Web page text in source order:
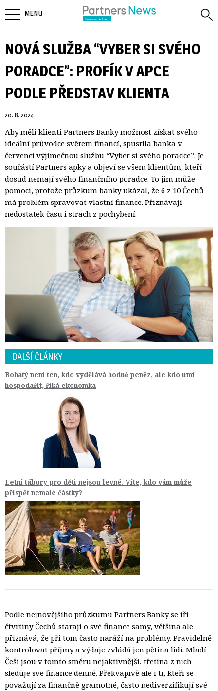
NOVÁ SLUŽBA “VYBER SI SVÉHO
PORADCE”: PROFÍK V APCE
PODLE PŘEDSTAV KLIENTA
20. 8. 2024
Aby měli klienti Partners Banky možnost získat svého
ideální průvodce světem financí, spustila banka v
červenci výjimečnou službu “Vyber si svého poradce”. Je
součástí Partners apky a objeví se všem klientům, kteří
dosud nemají svého finančního poradce. To jim může
pomoci, protože průzkum banky ukázal, že 6 z 10 Čechů
má problém spravovat vlastní finance. Přiznávají
nedostatek času i strach z pochybení.
DALŠÍ ČLÁNKY
Bohatý není ten, kdo vydělává hodně peněz, ale kdo umí
hospodařit, říká ekonomka
Letní tábory pro děti nejsou levné. Víte, kdo vám může
přispět nemalé částky?
Podle nejnovějšího průzkumu Partners Banky se tři
čtvrtiny Čechů starají o své finance samy, většina ale
přiznává, že při tom často naráží na problémy. Pravidelně
kontrolovat příjmy a výdaje zvládá jen pětina lidí. Mladí
Češi jsou v tomto směru nejaktivnější, třetina z nich
sleduje své finance denně. Překvapivě ale i ti, kteří se
považují za finančně gramotné, často nediverzifikují své
MENU